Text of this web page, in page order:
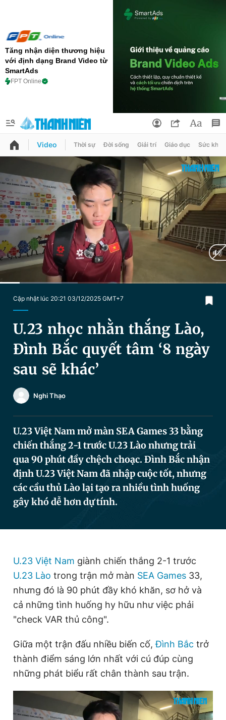
Tăng nhận diện thương hiệu
với định dạng Brand Video từ
SmartAds
FPT Online
QUẢNG CÁO
Chuyên mục
Chuyên mục khác
Chào ngày mới Tin 24h
Video Magazine
Đọc Thanh Niên trên điện thoại
Hotline
0906 645 777
Liên hệ quảng cáo
0908 780 404
Đặt báo Quảng cáo RSS
Phó tổng biên tập thường trực: Hải Thành
Phó tổng biên tập: Lâm Hiếu Dũng
Phó tổng biên tập: Trần Việt Hưng
Tổng thư ký tòa soạn: Đức Trung
© 2003-2026 Bản quyền thuộc về Báo Thanh Niên. Cấm sao
chép dưới mọi hình thức nếu không có sự chấp thuận bằng văn
bản. Phát triển bởi ePi Technologies, JSC.
Thông tin tài khoản
Đổi mật khẩu
Tin đã lưu
Tin đã xem
Đăng xuất
Video Thời sự Đời sống Giải trí Giáo dục Sức khỏe
Cập nhật lúc 20:21 03/12/2025 GMT+7
U.23 nhọc nhằn thắng Lào,
Đình Bắc quyết tâm ‘8 ngày
sau sẽ khác’
Nghi Thạo
U.23 Việt Nam mở màn SEA Games 33 bằng
chiến thắng 2-1 trước U.23 Lào nhưng trải
qua 90 phút đầy chệch choạc. Đình Bắc nhận
định U.23 Việt Nam đã nhập cuộc tốt, nhưng
các cầu thủ Lào lại tạo ra nhiều tình huống
gây khó dễ hơn dự tính.
U.23 Việt Nam giành chiến thắng 2-1 trước
U.23 Lào trong trận mở màn SEA Games 33,
nhưng đó là 90 phút đầy khó khăn, sơ hở và
cả những tình huống hy hữu như việc phải
"check VAR thủ công".
Giữa một trận đấu nhiều biến cố,Đình Bắc trở
thành điểm sáng lớn nhất với cú đúp cùng
những phát biểu rất chân thành sau trận.